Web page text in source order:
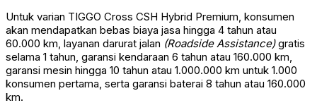
Untuk varian TIGGO Cross CSH Hybrid Premium, konsumen
akan mendapatkan bebas biaya jasa hingga 4 tahun atau
60.000 km, layanan darurat jalan (Roadside Assistance)gratis
selama 1 tahun, garansi kendaraan 6 tahun atau 160.000 km,
garansi mesin hingga 10 tahun atau 1.000.000 km untuk 1.000
konsumen pertama, serta garansi baterai 8 tahun atau 160.000
km.